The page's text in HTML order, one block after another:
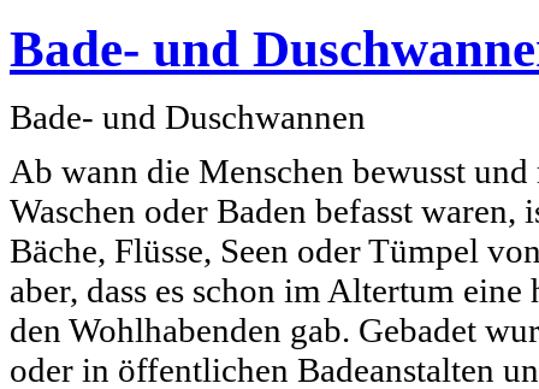
Bade- und
Bade- und Duschwannen
Ab wann die Menschen bewusst
Waschen oder Baden befasst
Bäche, Flüsse, Seen oder Tümpel
aber, dass es schon im Altertum
den Wohlhabenden gab. Gebadet
oder in öffentlichen Badeanstalten